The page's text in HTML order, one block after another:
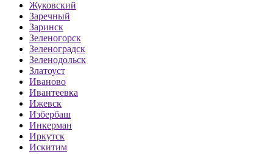
Жуковский
Заречный
Заринск
Зеленогорск
Зеленоградск
Зеленодольск
Златоуст
Иваново
Ивантеевка
Ижевск
Избербаш
Инкерман
Иркутск
Искитим